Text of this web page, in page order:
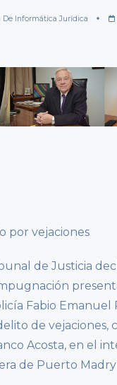
De Informática Jurídica
por vejaciones
de Justicia
Fabio Emanuel
de vejaciones,
Acosta, en el
de Puerto